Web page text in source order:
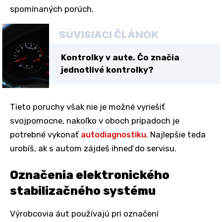
spomínaných porúch.
SÚVISIACI ČLÁNOK
Kontrolky v aute. Čo značia
jednotlivé kontrolky?
Tieto poruchy však nie je možné vyriešiť
svojpomocne, nakoľko v oboch prípadoch je
potrebné vykonať autodiagnostiku. Najlepšie teda
urobíš, ak s autom zájdeš ihneď do servisu.
Označenia elektronického
stabilizačného systému
Výrobcovia áut používajú pri označení